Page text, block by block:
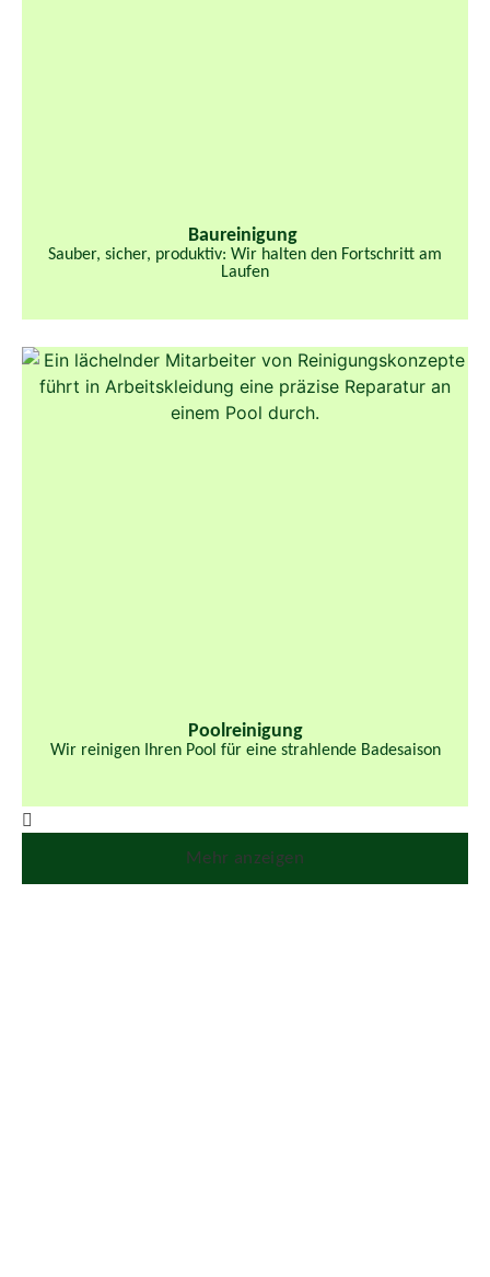
Baureinigung
Sauber, sicher, produktiv: Wir halten den Fortschritt am
Laufen
Poolreinigung
Wir reinigen Ihren Pool für eine strahlende Badesaison
Mehr anzeigen